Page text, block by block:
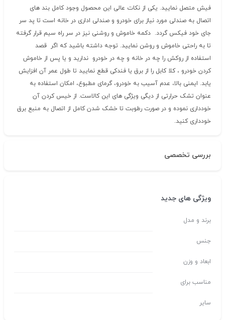
فیش متصل نمایید. یکی از نکات عالی این محصول وجود کامل بند های
اتصال به صندلی مورد نیاز برای خودرو و صندلی اداری در خانه است تا پد سر
جای خود فیکس گردد. دکمه خاموش و روشنی نیز در سر راه سیم قرار گرفته
تا به راحتی خاموش و روشن نمایید. توجه داشته باشید که اگر قصد
استفاده از روکش را چه در خانه و چه در خودرو ندارید و یا پس از خاموش
کردن خودرو ، کلا کابل را از برق یا فندکی قطع نمایید تا طول عمر آن افزایش
یابد. ایمنی بالا، عدم آسیب به خودرو، گرمای مطبوع، امکان استفاده به
عنوان تشک حرارتی از دیگی ویژگی های این کالاست. از خیس کردن آن
خودداری نموده و در صورت رطوبت تا خشک شدن کامل از اتصال به منبع برق
خودداری کنید.
بررسی تخصصی
ویژگی های جدید
برند و مدل
جنس
ابعاد و وزن
مناسب برای
سایر